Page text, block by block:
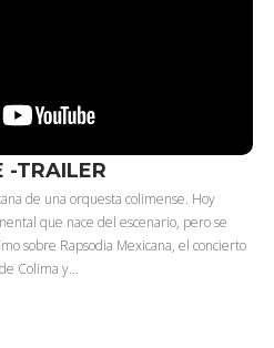
-TRAILER
de una orquesta colimense. Hoy
que nace del escenario, pero se
sobre Rapsodia Mexicana, el concierto
Colima y…